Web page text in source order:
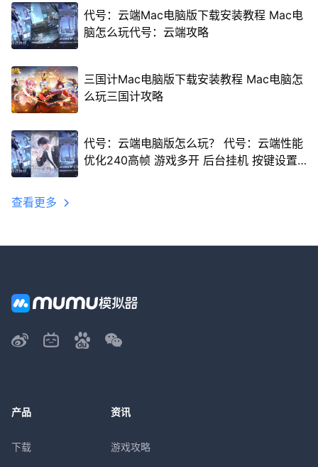
代号：云端Mac电脑版下载安装教程 Mac电
脑怎么玩代号：云端攻略
三国计Mac电脑版下载安装教程 Mac电脑怎
么玩三国计攻略
代号：云端电脑版怎么玩？ 代号：云端性能
优化240高帧 游戏多开 后台挂机 按键设置
查看更多
产品
下载
资讯
游戏攻略